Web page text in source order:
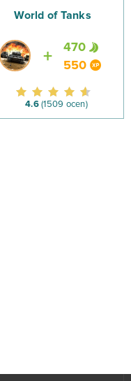
World of Tanks
470
550
4.6(1509 ocen)